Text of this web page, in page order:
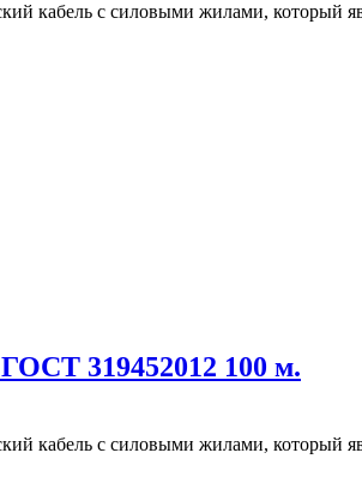
кабель с силовыми жилами, который
319452012 100 м.
кабель с силовыми жилами, который